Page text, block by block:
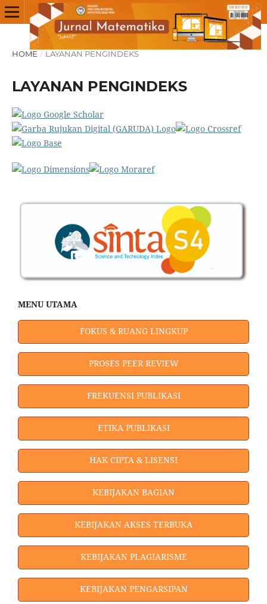
HOME / LAYANAN PENGINDEKS
LAYANAN PENGINDEKS
MENU UTAMA
FOKUS & RUANG LINGKUP
PROSES PEER REVIEW
FREKUENSI PUBLIKASI
ETIKA PUBLIKASI
HAK CIPTA & LISENSI
KEBIJAKAN BAGIAN
KEBIJAKAN AKSES TERBUKA
KEBIJAKAN PLAGIARISME
KEBIJAKAN PENGARSIPAN